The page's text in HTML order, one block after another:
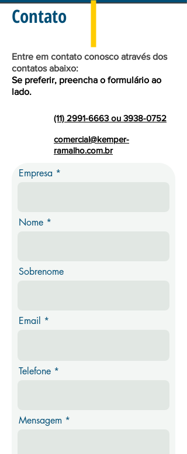
Contato
Entre em contato conosco através dos
contatos abaixo:
Se preferir, preencha o formulário ao
lado.
(11) 2991-6663 ou 3938-0752
comercial@kemper-
ramalho.com.br
Empresa
Nome
Sobrenome
Email
Telefone
Mensagem